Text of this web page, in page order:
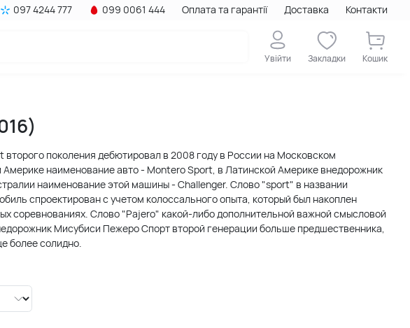
097 4244 777 099 0061 444 Оплата та гарантії Доставка Контакти
Увійти Закладки Кошик
второго поколения дебютировал в 2008 году в России на Московском
наименование авто - Montero Sport, в Латинской Америке внедорожник
наименование этой машины - Challenger. Слово "sport" в названии
спроектирован с учетом колоссального опыта, который был накоплен
соревнованиях. Слово "Pajero" какой-либо дополнительной важной смысловой
Мисубиси Пежеро Спорт второй генерации больше предшественника,
более солидно.
хромированные тона, что придает внешности Педжеро Спорт некое
этого транспортного средства аккуратен. Салон и багажник автомобиля